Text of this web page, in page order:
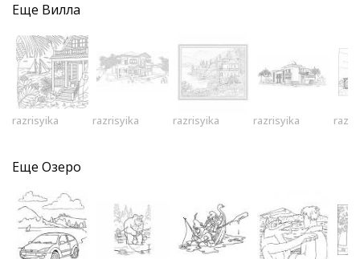
Еще Вилла
razrisyika razrisyika razrisyika razrisyika
Еще Озеро